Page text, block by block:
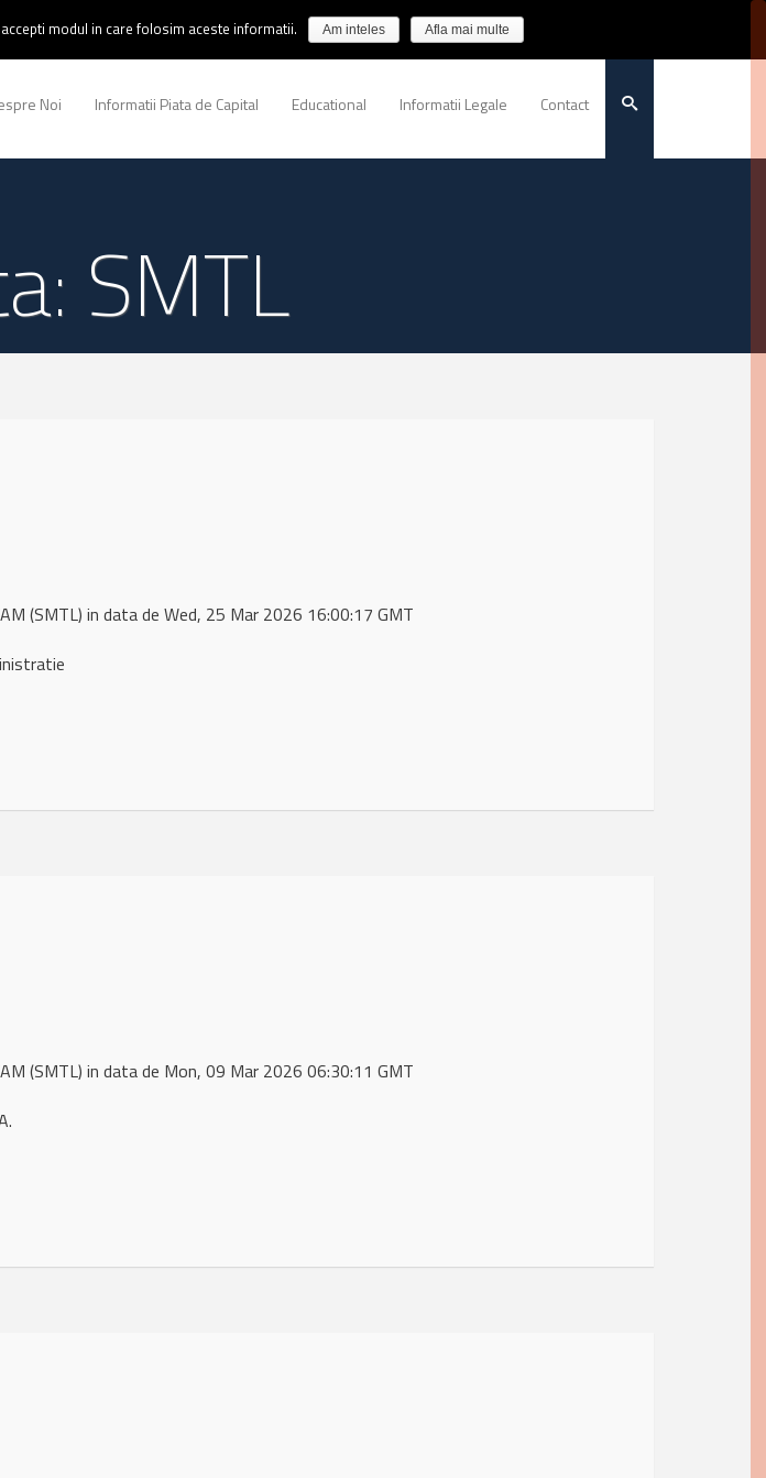
Noi Informatii Piata de Capital Educational Informatii Legale Contact
SMTL
(SMTL) in data de Wed, 25 Mar 2026 16:00:17 GMT
(SMTL) in data de Mon, 09 Mar 2026 06:30:11 GMT
modul in care folosim aceste informatii. Am inteles Afla mai multe